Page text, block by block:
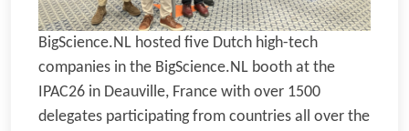
BigScience.NL hosted five Dutch high-tech
companies in the BigScience.NL booth at the
IPAC26 in Deauville, France with over 1500
delegates participating from countries all over the